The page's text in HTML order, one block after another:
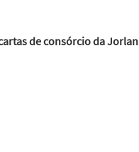
de consórcio da Jorlan